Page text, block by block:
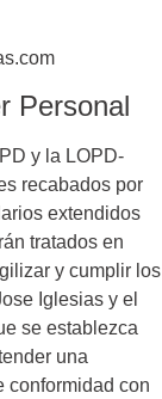
Personal
y la LOPD-
recabados por
extendidos
tratados en
y cumplir los
Iglesias y el
se establezca
una
conformidad con